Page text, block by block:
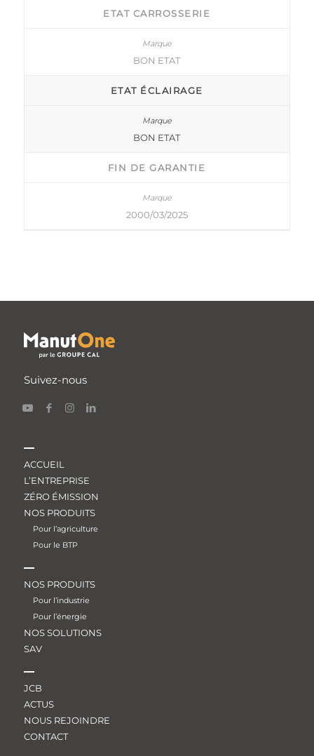
ETAT CARROSSERIE
BON ETAT
ETAT ÉCLAIRAGE
BON ETAT
FIN DE GARANTIE
2000/03/2025
Suivez-nous
ACCUEIL
L’ENTREPRISE
ZÉRO ÉMISSION
NOS PRODUITS
Pour l’agriculture
Pour le BTP
NOS PRODUITS
Pour l’industrie
Pour l’énergie
NOS SOLUTIONS
SAV
JCB
ACTUS
NOUS REJOINDRE
CONTACT